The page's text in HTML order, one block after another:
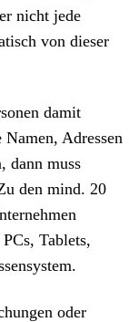
nicht jede
von dieser
damit
Namen, Adressen
dann muss
den mind. 20
Tablets,
oder